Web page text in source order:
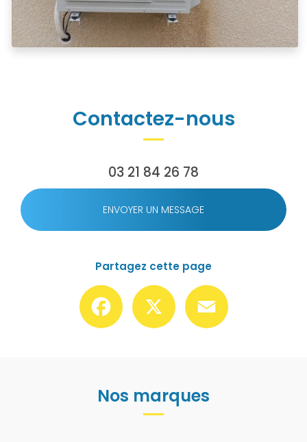
Contactez-nous
03 21 84 26 78
ENVOYER UN MESSAGE
Partagez cette page
Facebook
Nos marques